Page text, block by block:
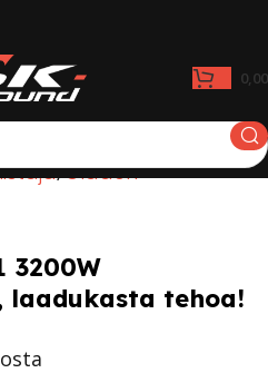
Gladen
3200W
laadukasta tehoa!